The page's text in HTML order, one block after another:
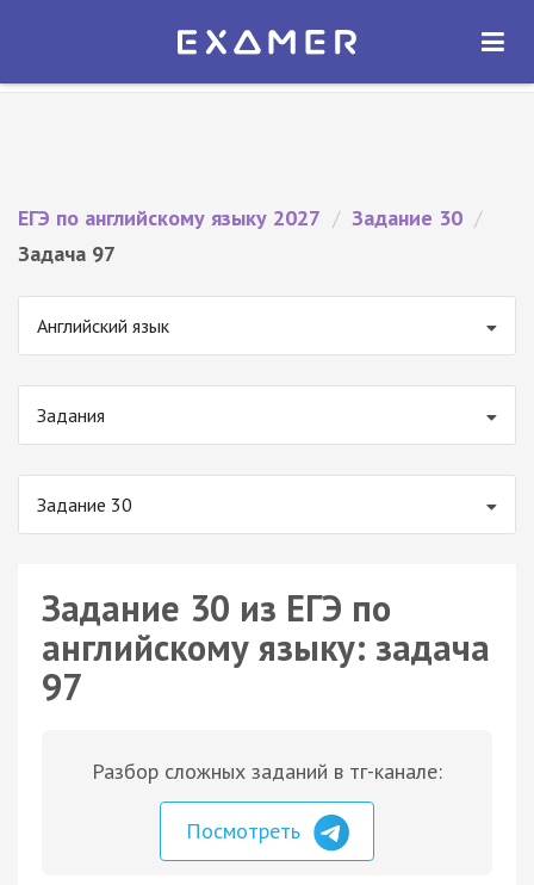
Экзамер — ЕГЭ 2027
ОТКРЫТЬ
ЕГЭ по английскому языку 2027 / Задание 30 /
Задача 97
Английский язык
Задания
Задание 30
Задание 30 из ЕГЭ по
английскому языку: задача
97
Разбор сложных заданий в тг-канале:
Посмотреть